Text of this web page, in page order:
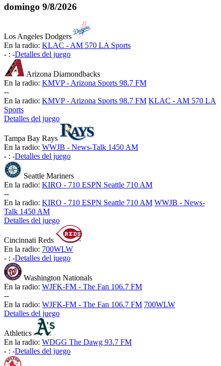
domingo 9/8/2026
Los Angeles Dodgers
En la radio: KLAC - AM 570 LA Sports
- : -Detalles del juego
Arizona Diamondbacks
En la radio: KMVP - Arizona Sports 98.7 FM
--
En la radio: KMVP - Arizona Sports 98.7 FM KLAC - AM 570 LA
Sports
Detalles del juego
Tampa Bay Rays
En la radio: WWJB - News-Talk 1450 AM
- : -Detalles del juego
Seattle Mariners
En la radio: KIRO - 710 ESPN Seattle 710 AM
--
En la radio: KIRO - 710 ESPN Seattle 710 AM WWJB - News-
Talk 1450 AM
Detalles del juego
Cincinnati Reds
En la radio: 700WLW
- : -Detalles del juego
Washington Nationals
En la radio: WJFK-FM - The Fan 106.7 FM
--
En la radio: WJFK-FM - The Fan 106.7 FM 700WLW
Detalles del juego
Athletics
En la radio: WDGG The Dawg 93.7 FM
- : -Detalles del juego